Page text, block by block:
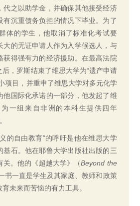
代之以助学金，并确保其他接受经济
有沉重债务负担的情况下毕业。为了
体的学生，他取消了标准化考试要
大的无证申请人作为入学候选人，与
获得强有力的经济援助。在最高法院
，罗斯结束了维思大学为“遗产申请
项目，并重申了维思大学对多元化学
他国际化承诺的一部分，他发起了维
一组来自非洲的本科生提供四年
的自由教育”的呼吁是他在维思大学
基石。他在耶鲁大学出版社出版的三
关。他的《超越大学》（Beyond the
书一直是学生及其家庭、教师和政策
未来而苦恼的有力工具。